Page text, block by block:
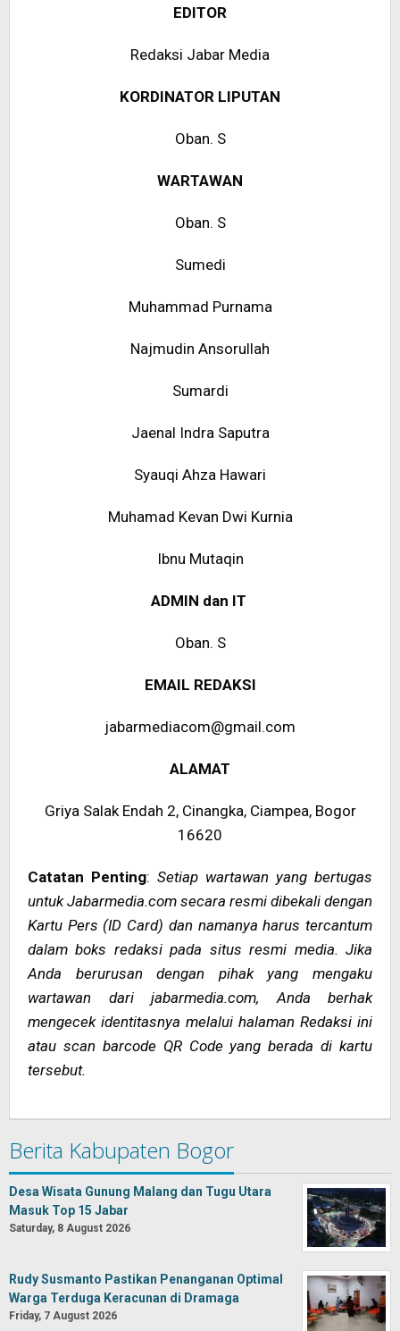
EDITOR
Redaksi Jabar Media
KORDINATOR LIPUTAN
Oban. S
WARTAWAN
Oban. S
Sumedi
Muhammad Purnama
Najmudin Ansorullah
Sumardi
Jaenal Indra Saputra
Syauqi Ahza Hawari
Muhamad Kevan Dwi Kurnia
Ibnu Mutaqin
ADMIN dan IT
Oban. S
EMAIL REDAKSI
jabarmediacom@gmail.com
ALAMAT
Griya Salak Endah 2, Cinangka, Ciampea, Bogor
16620
Catatan Penting: Setiap wartawan yang bertugas
untuk Jabarmedia.com secara resmi dibekali dengan
Kartu Pers (ID Card) dan namanya harus tercantum
dalam boks redaksi pada situs resmi media. Jika
Anda berurusan dengan pihak yang mengaku
wartawan dari jabarmedia.com, Anda berhak
mengecek identitasnya melalui halaman Redaksi ini
atau scan barcode QR Code yang berada di kartu
tersebut.
Berita Kabupaten Bogor
Desa Wisata Gunung Malang dan Tugu Utara
Masuk Top 15 Jabar
Saturday, 8 August 2026
Rudy Susmanto Pastikan Penanganan Optimal
Warga Terduga Keracunan di Dramaga
Friday, 7 August 2026